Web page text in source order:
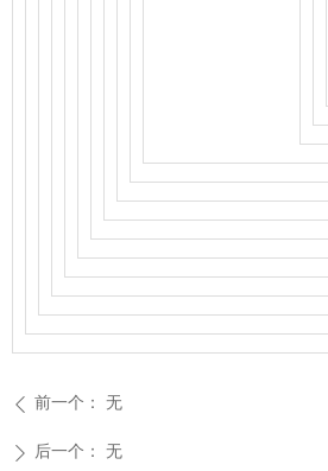
ꄴ 前一个： 无
ꄲ 后一个： 无